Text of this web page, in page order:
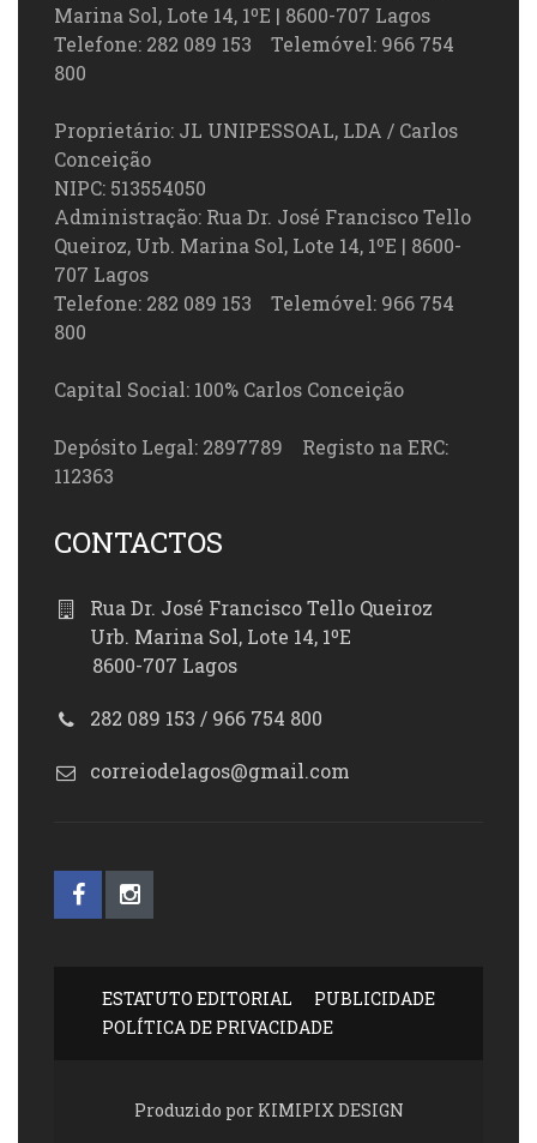
Marina Sol, Lote 14, 1ºE | 8600-707 Lagos
Telefone: 282 089 153 Telemóvel: 966 754
800
Proprietário: JL UNIPESSOAL, LDA / Carlos
Conceição
NIPC: 513554050
Administração: Rua Dr. José Francisco Tello
Queiroz, Urb. Marina Sol, Lote 14, 1ºE | 8600-
707 Lagos
Telefone: 282 089 153 Telemóvel: 966 754
800
Capital Social: 100% Carlos Conceição
Depósito Legal: 2897789 Registo na ERC:
112363
CONTACTOS
Rua Dr. José Francisco Tello Queiroz
Urb. Marina Sol, Lote 14, 1ºE
8600-707 Lagos
282 089 153 / 966 754 800
correiodelagos@gmail.com
ESTATUTO EDITORIAL
PUBLICIDADE
POLÍTICA DE PRIVACIDADE
Produzido por KIMIPIX DESIGN